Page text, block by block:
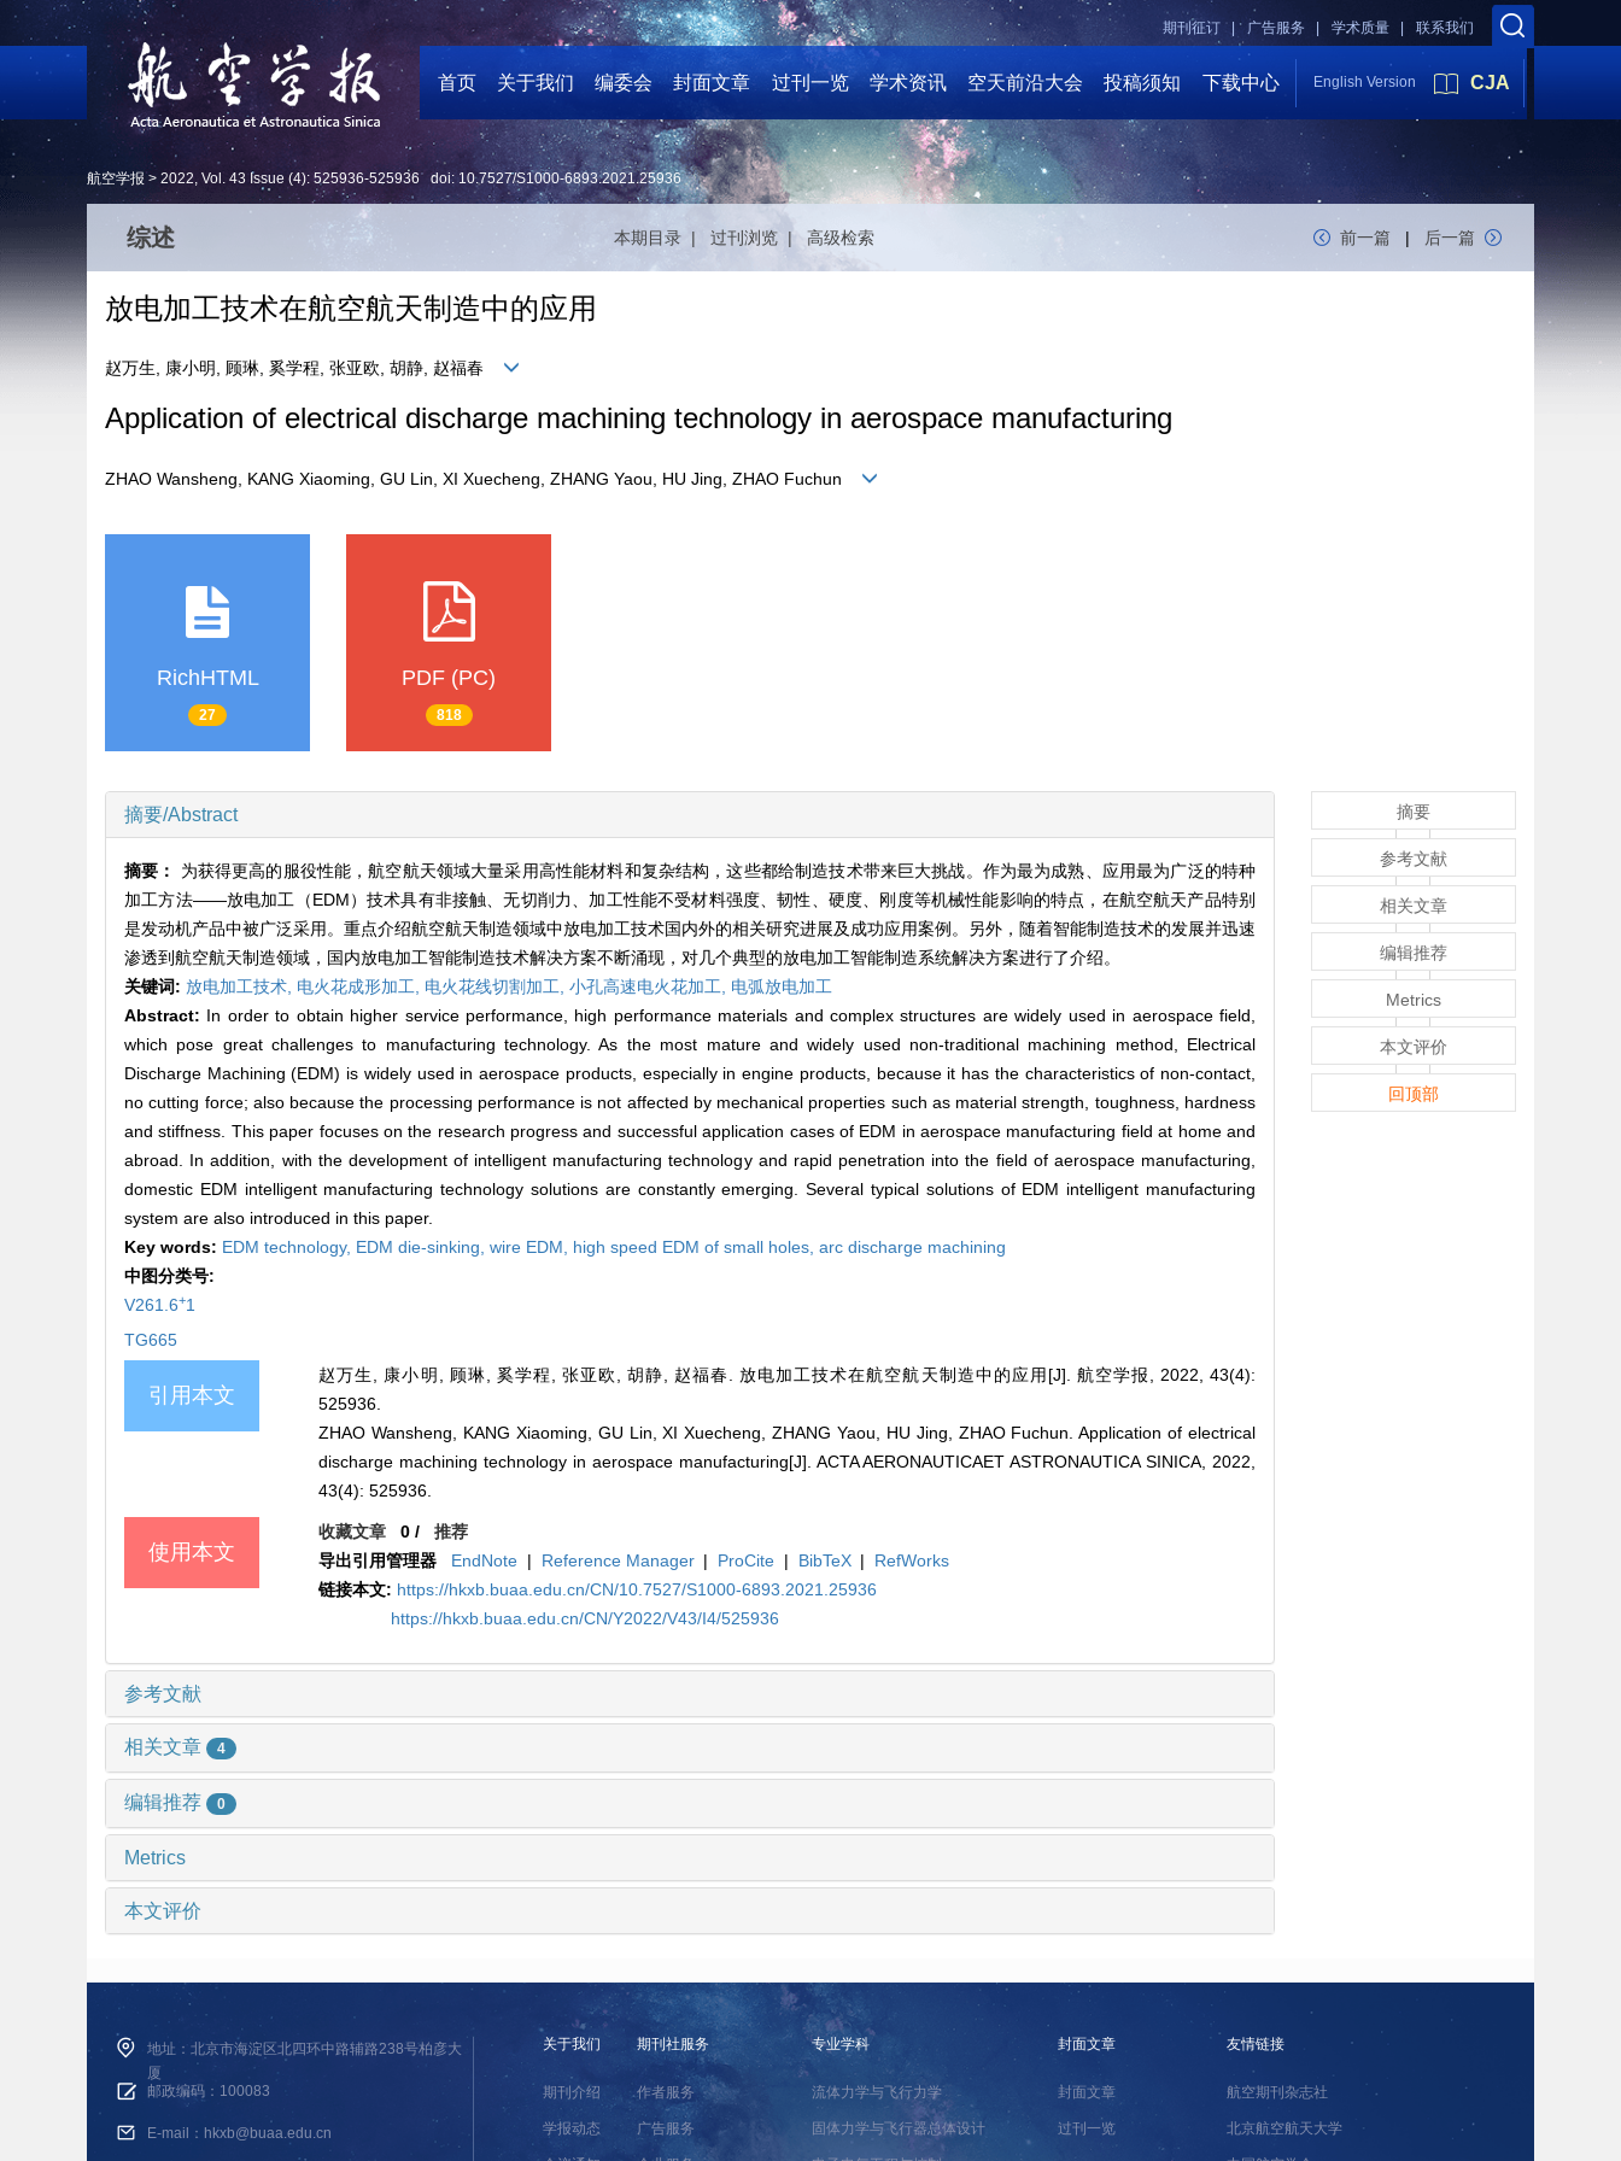
联系我们
学术质量 |
广告服务 |
期刊征订 |
首页 关于我们 编委会 封面文章 过刊一览 学术资讯 空天前沿大会 投稿须知 下载中心 English Version CJA
航空学报 > 2022, Vol. 43 Issue (4): 525936-525936 doi:10.7527/S1000-6893.2021.25936
综述 本期目录 | 过刊浏览 | 高级检索 前一篇 | 后一篇
放电加工技术在航空航天制造中的应用
赵万生, 康小明, 顾琳, 奚学程, 张亚欧, 胡静, 赵福春
Application of electrical discharge machining technology in aerospace manufacturing
ZHAO Wansheng, KANG Xiaoming, GU Lin, XI Xuecheng, ZHANG Yaou, HU Jing, ZHAO Fuchun
RichHTML
27
PDF (PC)
818
摘要/Abstract
摘要： 为获得更高的服役性能，航空航天领域大量采用高性能材料和复杂结构，这些都给制造技术带来巨大挑战。作为最为成熟、应用最为广泛的特种
加工方法——放电加工（EDM）技术具有非接触、无切削力、加工性能不受材料强度、韧性、硬度、刚度等机械性能影响的特点，在航空航天产品特别
是发动机产品中被广泛采用。重点介绍航空航天制造领域中放电加工技术国内外的相关研究进展及成功应用案例。另外，随着智能制造技术的发展并迅速
渗透到航空航天制造领域，国内放电加工智能制造技术解决方案不断涌现，对几个典型的放电加工智能制造系统解决方案进行了介绍。
关键词: 放电加工技术, 电火花成形加工, 电火花线切割加工, 小孔高速电火花加工, 电弧放电加工
Abstract: In order to obtain higher service performance, high performance materials and complex structures are widely used in aerospace field,
which pose great challenges to manufacturing technology. As the most mature and widely used non-traditional machining method, Electrical
Discharge Machining (EDM) is widely used in aerospace products, especially in engine products, because it has the characteristics of non-contact,
no cutting force; also because the processing performance is not affected by mechanical properties such as material strength, toughness, hardness
and stiffness. This paper focuses on the research progress and successful application cases of EDM in aerospace manufacturing field at home and
abroad. In addition, with the development of intelligent manufacturing technology and rapid penetration into the field of aerospace manufacturing,
domestic EDM intelligent manufacturing technology solutions are constantly emerging. Several typical solutions of EDM intelligent manufacturing
system are also introduced in this paper.
Key words: EDM technology, EDM die-sinking, wire EDM, high speed EDM of small holes, arc discharge machining
中图分类号:
V261.6+1
TG665
引用本文
赵万生, 康小明, 顾琳, 奚学程, 张亚欧, 胡静, 赵福春. 放电加工技术在航空航天制造中的应用[J]. 航空学报, 2022, 43(4):
525936.
ZHAO Wansheng, KANG Xiaoming, GU Lin, XI Xuecheng, ZHANG Yaou, HU Jing, ZHAO Fuchun. Application of electrical
discharge machining technology in aerospace manufacturing[J]. ACTA AERONAUTICAET ASTRONAUTICA SINICA, 2022,
43(4): 525936.
使用本文
收藏文章 0 /推荐
导出引用管理器
EndNote | Reference Manager | ProCite | BibTeX |
RefWorks
链接本文: https://hkxb.buaa.edu.cn/CN/10.7527/S1000-6893.2021.25936
https://hkxb.buaa.edu.cn/CN/Y2022/V43/I4/525936
参考文献
相关文章 4
编辑推荐 0
Metrics
本文评价
摘要
参考文献
相关文章
编辑推荐
Metrics
本文评价
回顶部
地址：北京市海淀区北四环中路辅路238号柏彦大
厦
邮政编码：100083
E-mail：hkxb@buaa.edu.cn
关于我们
期刊介绍
学报动态
期刊社服务
作者服务
广告服务
专业学科
流体力学与飞行力学
固体力学与飞行器总体设计
封面文章
封面文章
过刊一览
友情链接
航空期刊杂志社
北京航空航天大学